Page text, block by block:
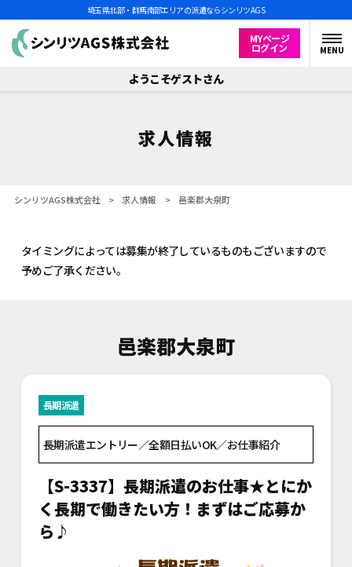
埼玉県北部・群馬南部エリアの派遣ならシンリツAGS
MYページ
ログイン MENU
ようこそゲストさん
求人情報
シンリツAGS株式会社 > 求人情報 > 邑楽郡大泉町
タイミングによっては募集が終了しているものもございますので
予めご了承ください。
邑楽郡大泉町
長期派遣
長期派遣エントリー／全額日払いOK／お仕事紹介
【S-3337】長期派遣のお仕事★とにか
く長期で働きたい方！まずはご応募か
ら♪